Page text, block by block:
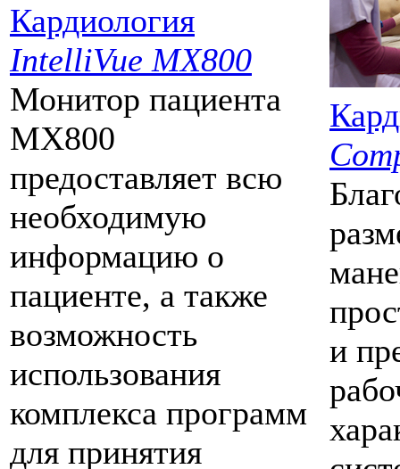
Кардиология
IntelliVue MX800
Монитор пациента
MX800
предоставляет всю
необходимую
информацию о
пациенте, а также
возможность
использования
комплекса программ
для принятия
и